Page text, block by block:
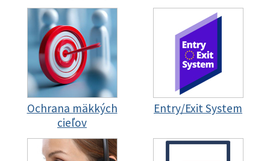
Ochrana mäkkých
cieľov
Entry/Exit System